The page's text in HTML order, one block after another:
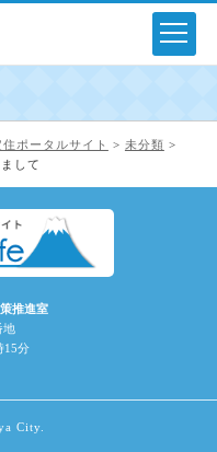
ポータルサイト > 未分類 >
して
推進室
地
15分
City.